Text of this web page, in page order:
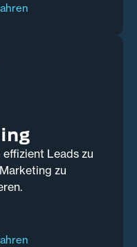
effizient Leads zu
zu